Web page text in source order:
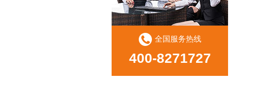
全国服务热线
400-8271727